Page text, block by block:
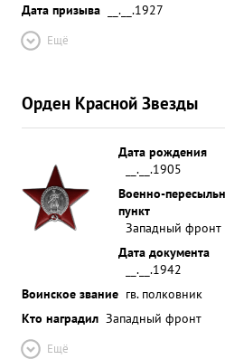
Дата призыва
__.__.1927
Ещё
Орден Красной Звезды
Дата рождения
__.__.1905
Военно-
пункт
Западный фронт
Дата документа
__.__.1942
Воинское звание гв. полковник
Кто наградил Западный фронт
Ещё